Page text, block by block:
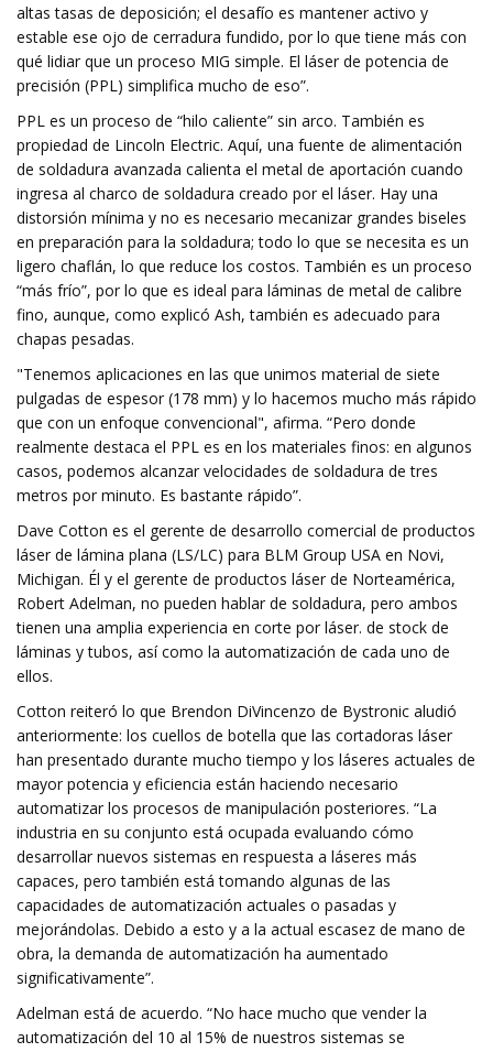
altas tasas de deposición; el desafío es mantener activo y
estable ese ojo de cerradura fundido, por lo que tiene más con
qué lidiar que un proceso MIG simple. El láser de potencia de
precisión (PPL) simplifica mucho de eso”.
PPL es un proceso de “hilo caliente” sin arco. También es
propiedad de Lincoln Electric. Aquí, una fuente de alimentación
de soldadura avanzada calienta el metal de aportación cuando
ingresa al charco de soldadura creado por el láser. Hay una
distorsión mínima y no es necesario mecanizar grandes biseles
en preparación para la soldadura; todo lo que se necesita es un
ligero chaflán, lo que reduce los costos. También es un proceso
“más frío”, por lo que es ideal para láminas de metal de calibre
fino, aunque, como explicó Ash, también es adecuado para
chapas pesadas.
"Tenemos aplicaciones en las que unimos material de siete
pulgadas de espesor (178 mm) y lo hacemos mucho más rápido
que con un enfoque convencional", afirma. “Pero donde
realmente destaca el PPL es en los materiales finos: en algunos
casos, podemos alcanzar velocidades de soldadura de tres
metros por minuto. Es bastante rápido”.
Dave Cotton es el gerente de desarrollo comercial de productos
láser de lámina plana (LS/LC) para BLM Group USA en Novi,
Michigan. Él y el gerente de productos láser de Norteamérica,
Robert Adelman, no pueden hablar de soldadura, pero ambos
tienen una amplia experiencia en corte por láser. de stock de
láminas y tubos, así como la automatización de cada uno de
ellos.
Cotton reiteró lo que Brendon DiVincenzo de Bystronic aludió
anteriormente: los cuellos de botella que las cortadoras láser
han presentado durante mucho tiempo y los láseres actuales de
mayor potencia y eficiencia están haciendo necesario
automatizar los procesos de manipulación posteriores. “La
industria en su conjunto está ocupada evaluando cómo
desarrollar nuevos sistemas en respuesta a láseres más
capaces, pero también está tomando algunas de las
capacidades de automatización actuales o pasadas y
mejorándolas. Debido a esto y a la actual escasez de mano de
obra, la demanda de automatización ha aumentado
significativamente”.
Adelman está de acuerdo. “No hace mucho que vender la
automatización del 10 al 15% de nuestros sistemas se